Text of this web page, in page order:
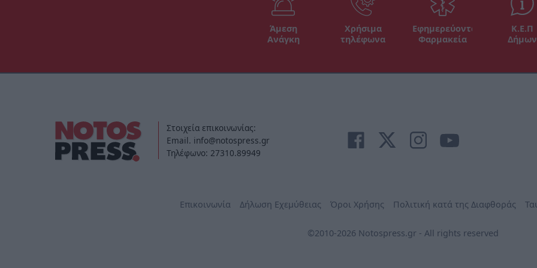
Άμεση
Ανάγκη
Χρήσιμα
τηλέφωνα
Εφημερεύοντα
Φαρμακεία
Κ.Ε.Π
Δήμων
Στοιχεία επικοινωνίας:
Email. info@notospress.gr
Τηλέφωνο: 27310.89949
Επικοινωνία Δήλωση Εχεμύθειας Όροι Χρήσης Πολιτική κατά της Διαφθοράς
©2010-2026 Notospress.gr - All rights reserved